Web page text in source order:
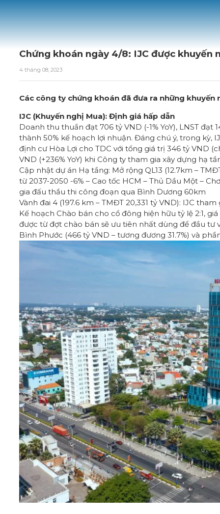
Chứng khoán ngày 4/8: IJC được khuyến
4 tháng 08, 2023
Các công ty chứng khoán đã đưa ra những
IJC (Khuyến nghị Mua): Định giá hấp dẫn
Doanh thu thuần đạt 706 tỷ VND (-1% YoY), LNST đạt
thành 50% kế hoạch lợi nhuận. Đáng chú ý, trong kỳ,
định cư Hòa Lợi cho TDC với tổng giá trị 346 tỷ VND
VND (+236% YoY) khi Công ty tham gia xây dựng hạ
Cập nhật dự án Hạ tầng: Mở rộng QL13 (12.7km –
từ 2037-2050 -6% – Cao tốc HCM – Thủ Dầu Một –
gia đấu thầu thi công đoạn qua Bình Dương 60km
Vành đai 4 (197.6 km – TMĐT 20,331 tỷ VND): IJC
Kế hoạch Chào bán cho cổ đông hiện hữu tỷ lệ 2:1,
được từ đợt chào bán sẽ ưu tiên nhất dùng để đầu tư
Bình Phước (466 tỷ VND – tương đương 31.7%) và